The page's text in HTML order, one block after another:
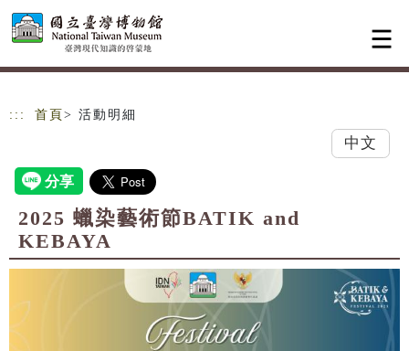
跳到主要內容
網站導覽
::: 首頁 > 活動明細
中文
2025 蠟染藝術節BATIK and
KEBAYA